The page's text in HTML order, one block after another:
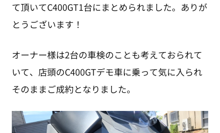
て頂いてC400GT1台にまとめられました。ありが
とうございます！
オーナー様は2台の車検のことも考えておられて
いて、店頭のC400GTデモ車に乗って気に入られ
そのままご成約となりました。